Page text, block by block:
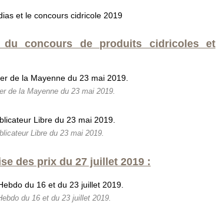
concours de produits cidricoles et
de la Mayenne du 23 mai 2019.
Libre du 23 mai 2019.
des prix du 27 juillet 2019 :
du 16 et du 23 juillet 2019.